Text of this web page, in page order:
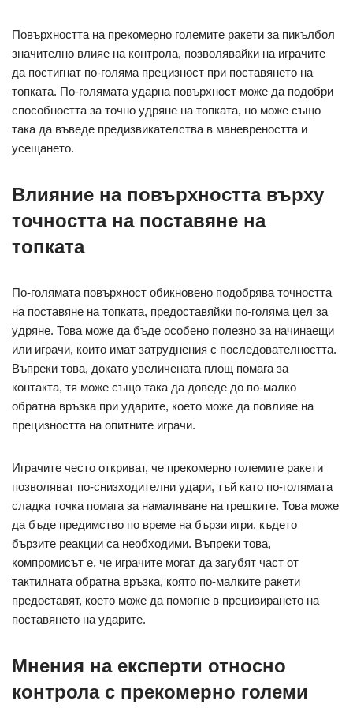
Повърхността на прекомерно големите ракети за пикълбол
значително влияе на контрола, позволявайки на играчите
да постигнат по-голяма прецизност при поставянето на
топката. По-голямата ударна повърхност може да подобри
способността за точно удряне на топката, но може също
така да въведе предизвикателства в маневреността и
усещането.
Влияние на повърхността върху
точността на поставяне на
топката
По-голямата повърхност обикновено подобрява точността
на поставяне на топката, предоставяйки по-голяма цел за
удряне. Това може да бъде особено полезно за начинаещи
или играчи, които имат затруднения с последователността.
Въпреки това, докато увеличената площ помага за
контакта, тя може също така да доведе до по-малко
обратна връзка при ударите, което може да повлияе на
прецизността на опитните играчи.
Играчите често откриват, че прекомерно големите ракети
позволяват по-снизходителни удари, тъй като по-голямата
сладка точка помага за намаляване на грешките. Това може
да бъде предимство по време на бързи игри, където
бързите реакции са необходими. Въпреки това,
компромисът е, че играчите могат да загубят част от
тактилната обратна връзка, която по-малките ракети
предоставят, което може да помогне в прецизирането на
поставянето на ударите.
Мнения на експерти относно
контрола с прекомерно големи